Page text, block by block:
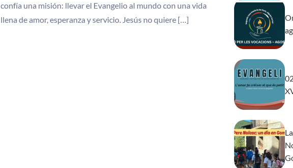
confía una misión: llevar el Evangelio al mundo con una vida
llena de amor, esperanza y servicio. Jesús no quiere […]